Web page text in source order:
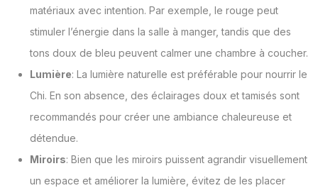
matériaux avec intention. Par exemple, le rouge peut
stimuler l’énergie dans la salle à manger, tandis que des
tons doux de bleu peuvent calmer une chambre à coucher.
Lumière: La lumière naturelle est préférable pour nourrir le
Chi. En son absence, des éclairages doux et tamisés sont
recommandés pour créer une ambiance chaleureuse et
détendue.
Miroirs: Bien que les miroirs puissent agrandir visuellement
un espace et améliorer la lumière, évitez de les placer